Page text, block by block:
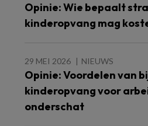
Opinie: Wie bepaalt
kinderopvang mag
29 MEI 2026 NIEUWS
Opinie: Voordelen van
kinderopvang voor
onderschat